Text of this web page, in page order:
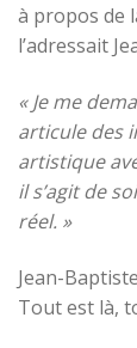
à propos de
l’adressait
« Je me
articule des
artistique
il s’agit de
réel. »
Jean-
Tout est là,